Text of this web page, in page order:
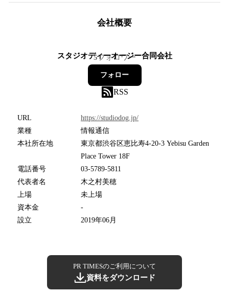
会社概要
スタジオディーオージー合同会社
5フォロワー
フォロー
RSS
URL
https://studiodog.jp/
業種
情報通信
本社所在地
東京都渋谷区恵比寿4-20-3 Yebisu Garden
Place Tower 18F
電話番号
03-5789-5811
代表者名
木之村美穂
上場
未上場
資本金
-
設立
2019年06月
PR TIMESのご利用について
資料をダウンロード